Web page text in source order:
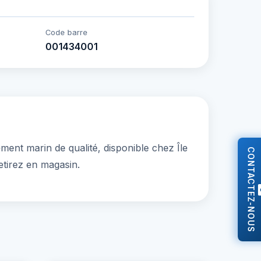
CONTACTEZ-NOUS
Code barre
001434001
marin de qualité, disponible chez Île
en magasin.